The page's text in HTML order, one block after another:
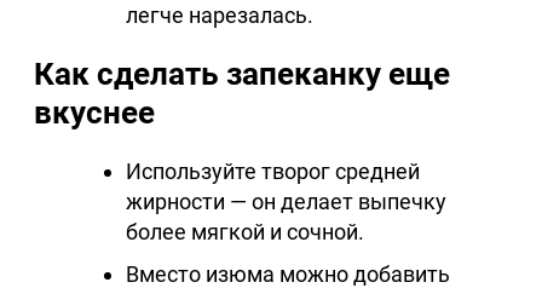
легче нарезалась.
Как сделать запеканку еще
вкуснее
Используйте творог средней
жирности — он делает выпечку
более мягкой и сочной.
Вместо изюма можно добавить